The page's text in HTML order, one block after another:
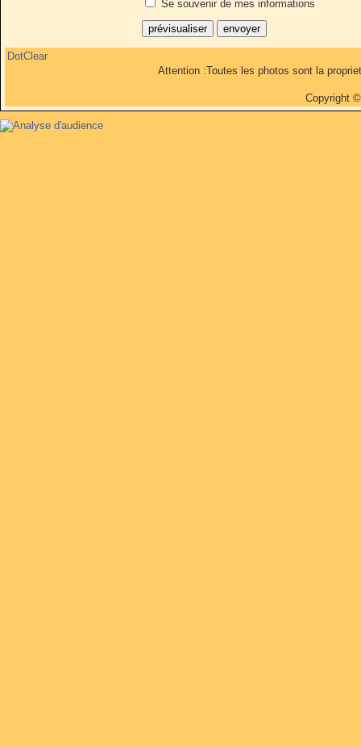
Se souvenir de mes informations
DotClear
Attention :Toutes les photos sont la
Copyright